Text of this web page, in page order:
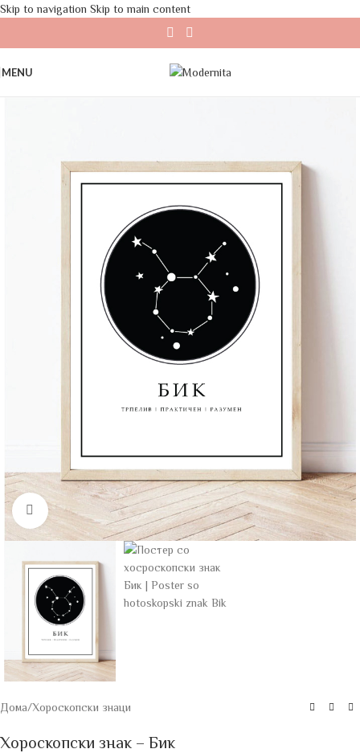
Skip to navigation Skip to main content
MENU
Click to enlarge
Дома/Хороскопски знаци
Хороскопски знак – Бик